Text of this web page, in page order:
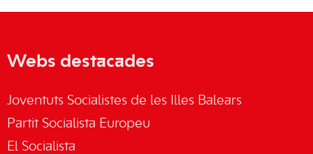
Webs destacades
Joventuts Socialistes de les Illes Balears
Partit Socialista Europeu
El Socialista